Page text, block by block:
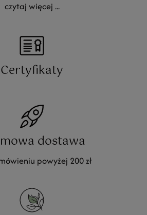
czytaj więcej ...
Certyfikaty
dostawa
powyżej 200 zł